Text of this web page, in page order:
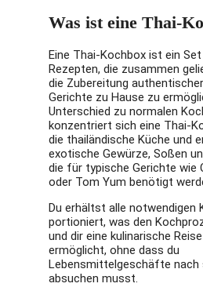
Was ist eine Thai-
Eine Thai-Kochbox ist ein
Rezepten, die zusammen
die Zubereitung
Gerichte zu Hause zu
Unterschied zu normalen
konzentriert sich eine Thai-
die thailändische Küche und
exotische Gewürze, Soßen
die für typische Gerichte wie
oder Tom Yum benötigt
Du erhältst alle notwendigen
portioniert, was den
und dir eine kulinarische
ermöglicht, ohne dass du
Lebensmittelgeschäfte nach
absuchen musst.